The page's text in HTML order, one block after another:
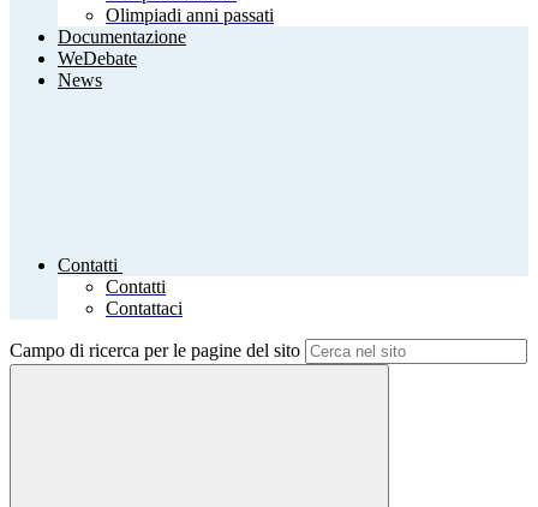
Olimpiadi anni passati
Documentazione
WeDebate
News
Contatti
Contatti
Contattaci
Campo di ricerca per le pagine del sito